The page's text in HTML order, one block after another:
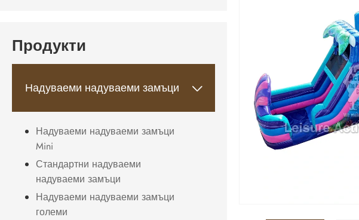
Продукти
Надуваеми надуваеми замъци 
Надуваеми надуваеми замъци
Mini
Стандартни надуваеми
надуваеми замъци
Надуваеми надуваеми замъци
големи